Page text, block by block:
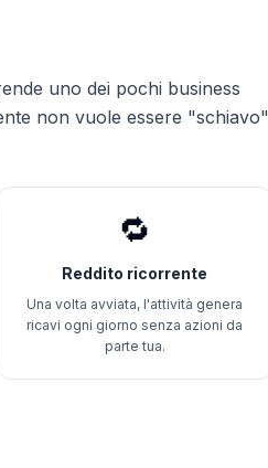
uno dei pochi business
non vuole essere "schiavo"
🔁
Reddito ricorrente
Una volta avviata, l'attività genera
ricavi ogni giorno senza azioni da
parte tua.